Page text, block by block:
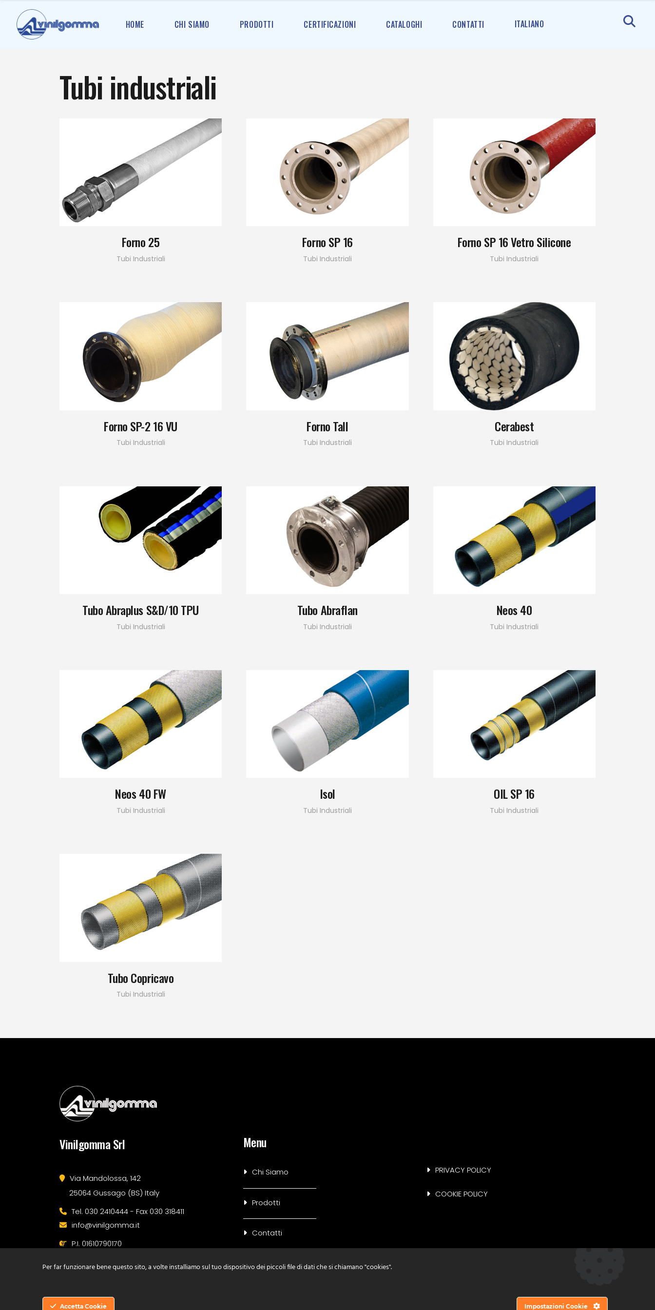
HOME CHI SIAMO PRODOTTI CERTIFICAZIONI CATALOGHI CONTATTI ITALIANO
Tubi industriali
Forno 25
Tubi Industriali
Forno SP 16
Tubi Industriali
Forno SP 16 Vetro Silicone
Tubi Industriali
Forno SP-2 16 VU
Tubi Industriali
Forno Tall
Tubi Industriali
Cerabest
Tubi Industriali
Tubo Abraplus S&D/10 TPU
Tubi Industriali
Tubo Abraflan
Tubi Industriali
Neos 40
Tubi Industriali
Neos 40 FW
Tubi Industriali
Isol
Tubi Industriali
OIL SP 16
Tubi Industriali
Tubo Copricavo
Tubi Industriali
Vinilgomma Srl
Via Mandolossa, 142
25064 Gussago (BS) Italy
Tel. 030 2410444 - Fax 030 318411
info@vinilgomma.it
P.I. 01610790170
Menu
Chi Siamo
Prodotti
Contatti
PRIVACY POLICY
COOKIE POLICY
Per far funzionare bene questo sito, a volte installiamo sul tuo dispositivo dei piccoli file di dati che si chiamano "cookies".
Accetta Cookie Impostazioni Cookie